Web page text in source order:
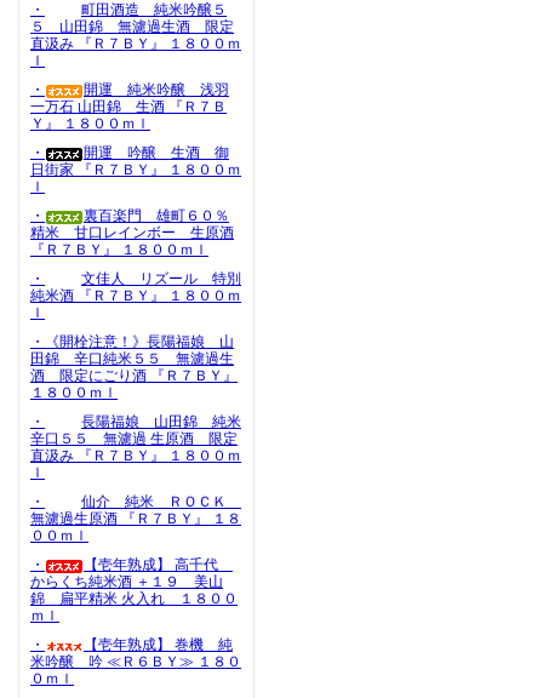
・
町田酒造 純米吟醸５
５ 山田錦 無濾過生酒 限定
直汲み 『Ｒ７ＢＹ』 １８００ｍ
ｌ
・
開運 純米吟醸 浅羽
一万石 山田錦 生酒 『Ｒ７Ｂ
Ｙ』 １８００ｍｌ
・
開運 吟醸 生酒 御
日街家 『Ｒ７ＢＹ』 １８００ｍ
ｌ
・
裏百楽門 雄町６０％
精米 甘口レインボー 生原酒
『Ｒ７ＢＹ』 １８００ｍｌ
・
文佳人 リズール 特別
純米酒 『Ｒ７ＢＹ』 １８００ｍ
ｌ
・《開栓注意！》長陽福娘 山
田錦 辛口純米５５ 無濾過生
酒 限定にごり酒 『Ｒ７ＢＹ』
１８００ｍｌ
・
長陽福娘 山田錦 純米
辛口５５ 無濾過 生原酒 限定
直汲み 『Ｒ７ＢＹ』 １８００ｍ
ｌ
・
仙介 純米 ＲＯＣＫ
無濾過生原酒 『Ｒ７ＢＹ』 １８
００ｍｌ
・
【壱年熟成】 高千代
からくち純米酒 ＋１９ 美山
錦 扁平精米 火入れ １８００
ｍｌ
・
【壱年熟成】 巻機 純
米吟醸 吟 ≪Ｒ６ＢＹ≫ １８０
０ｍｌ